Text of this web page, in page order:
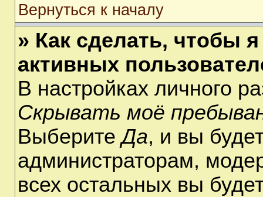
Вернуться к началу
» Как сделать, чтобы
активных
В настройках личного
Скрывать моё
ВыберитеДа, и вы
администраторам,
всех остальных вы